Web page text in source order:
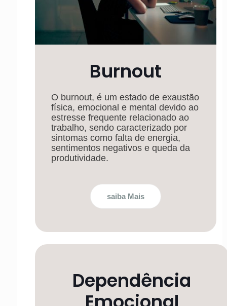
Burnout
O burnout, é um estado de exaustão
física, emocional e mental devido ao
estresse frequente relacionado ao
trabalho, sendo caracterizado por
sintomas como falta de energia,
sentimentos negativos e queda da
produtividade.
saiba Mais
Dependência